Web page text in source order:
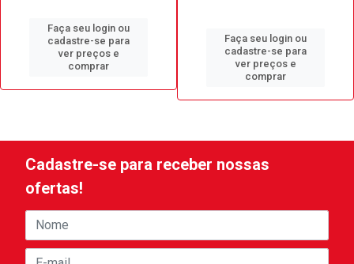
Faça seu login ou
cadastre-se para
ver preços e
comprar
Faça seu login ou
cadastre-se para
ver preços e
comprar
Cadastre-se para receber nossas
ofertas!